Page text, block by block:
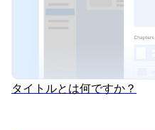
タイトルとは何ですか？